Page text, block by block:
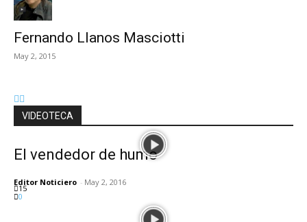
Fernando Llanos Masciotti
May 2, 2015
VIDEOTECA
El vendedor de humo
Editor Noticiero - May 2, 2016
15
0